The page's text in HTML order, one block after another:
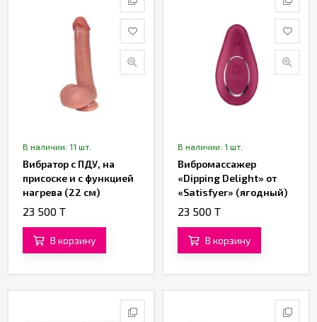
В наличии: 11 шт.
Вибратор с ПДУ, на
присоске и с функцией
нагрева (22 см)
(коричневый)
23 500 T
В корзину
В наличии: 1 шт.
Вибромассажер
«Dipping Delight» от
«Satisfyer» (ягодный)
23 500 T
В корзину